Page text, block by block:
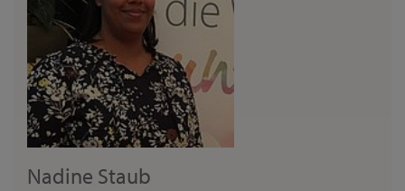
Nadine Staub